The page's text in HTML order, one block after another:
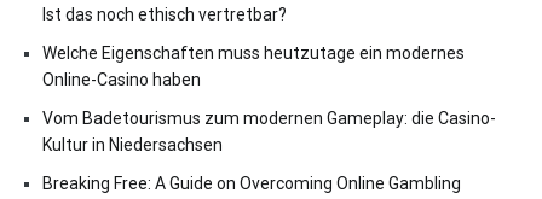
Ist das noch ethisch vertretbar?
Welche Eigenschaften muss heutzutage ein modernes
Online-Casino haben
Vom Badetourismus zum modernen Gameplay: die Casino-
Kultur in Niedersachsen
Breaking Free: A Guide on Overcoming Online Gambling